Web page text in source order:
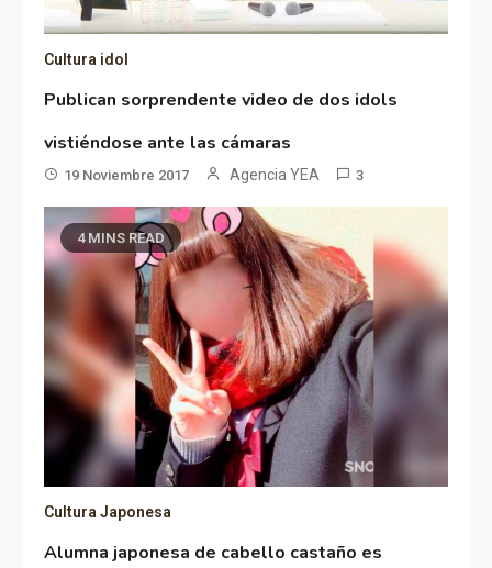
Cultura idol
Publican sorprendente video de dos idols
vistiéndose ante las cámaras
19 Noviembre 2017 Agencia YEA 3
4 MINS READ
Cultura Japonesa
Alumna japonesa de cabello castaño es